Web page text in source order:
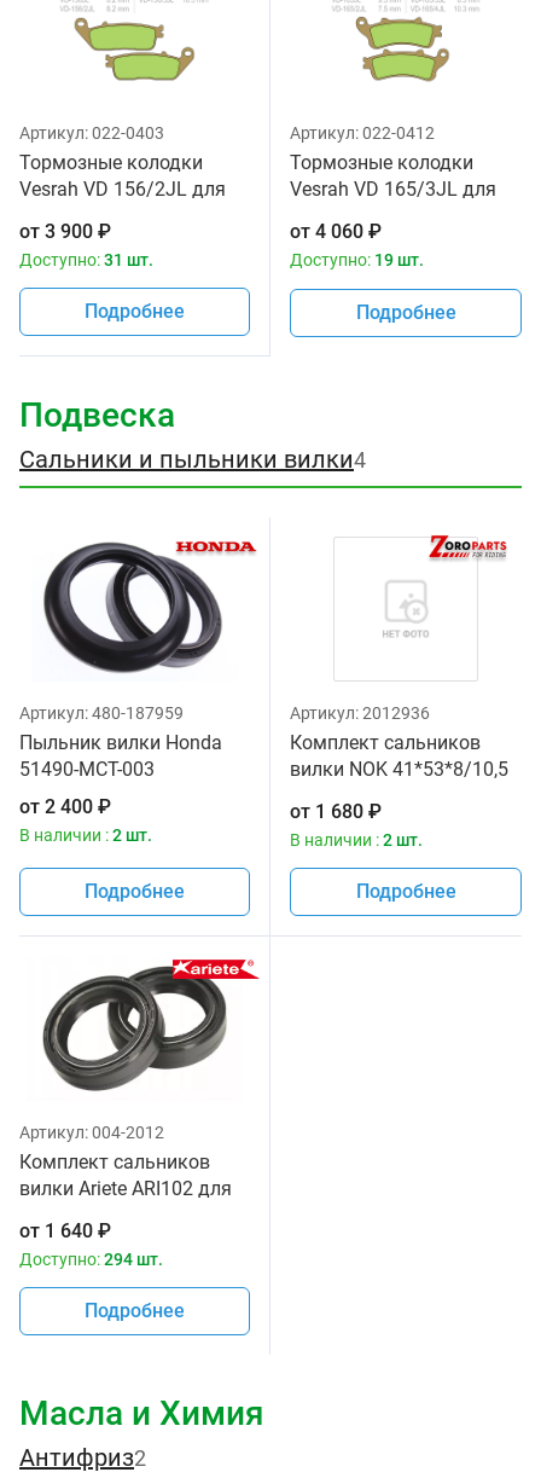
Артикул:022-0403
Тормозные колодки
Vesrah VD 156/2JL для
от 3 900 ₽
Доступно:31 шт.
Подробнее
Артикул:022-0412
Тормозные колодки
Vesrah VD 165/3JL для
от 4 060 ₽
Доступно: 19 шт.
Подробнее
Подвеска
Сальники и пыльники вилки4
Артикул:480-187959
Пыльник вилки Honda
51490-MCT-003
от 2 400 ₽
В наличии :2 шт.
Подробнее
Артикул:2012936
Комплект сальников
вилки NOK 41*53*8/10,5
от 1 680 ₽
В наличии :2 шт.
Подробнее
Артикул:004-2012
Комплект сальников
вилки Ariete ARI102 для
41х53х8/10.5 мм
от 1 640 ₽
Доступно:294 шт.
Подробнее
Масла и Химия
Антифриз2